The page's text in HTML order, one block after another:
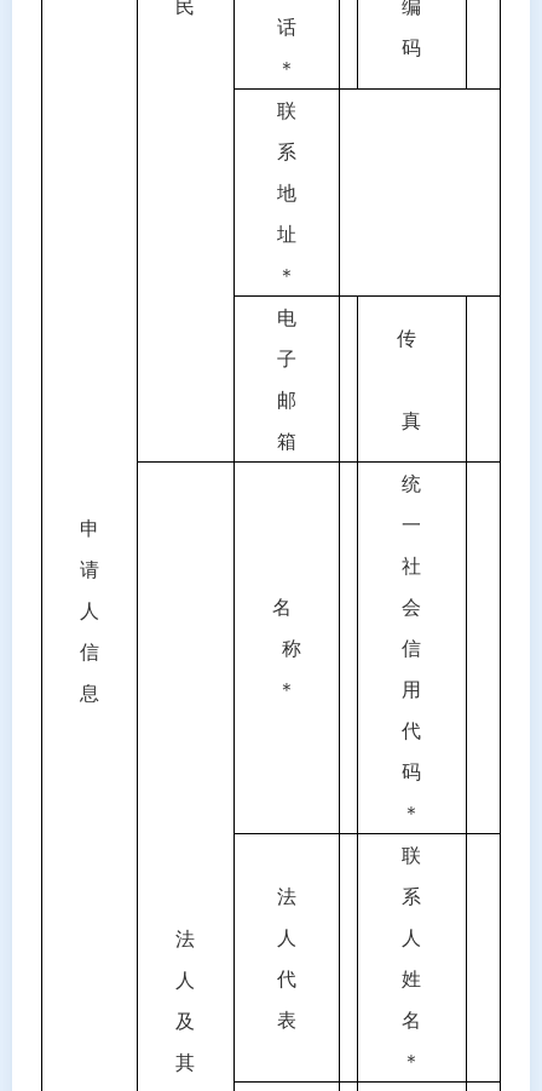
申
请
人
信
息
民
话
＊
编
码
联
系
地
址
＊
电
子
邮
箱
传
真
法
人
及
其
名
称
＊
统
一
社
会
信
用
代
码
＊
法
人
代
表
联
系
人
姓
名
＊